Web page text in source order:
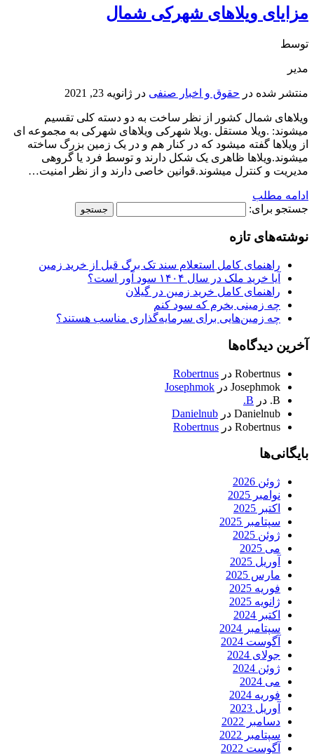
مزایای ویلاهای شهرکی شمال
توسط
مدیر
منتشر شده در حقوق و اخبار صنفی در ژانویه 23, 2021
ویلاهای شمال کشور از نظر ساخت به دو دسته کلی تقسیم
میشوند: .ویلا مستقل .ویلا شهرکی ویلاهای شهرکی به مجموعه ای
از ویلاها گفته میشود که در کنار هم و در یک زمین بزرگ ساخته
میشوند.ویلاها ظاهری یک شکل دارند و توسط فرد یا گروهی
مدیریت و کنترل میشوند.قوانین خاصی دارند و از نظر امنیت…
ادامه مطلب
جستجو برای:
نوشته‌های تازه
راهنمای کامل استعلام سند تک برگ قبل از خرید زمین
آیا خرید ملک در سال ۱۴۰۴ سود آور است؟
راهنمای کامل خرید زمین در گیلان
چه زمینی بخرم که سود کنم
چه زمین‌هایی برای سرمایه‌گذاری مناسب هستند؟
آخرین دیدگاه‌ها
Robertnus در Robertnus
Josephmok در Josephmok
B. در B.
Danielnub در Danielnub
Robertnus در Robertnus
بایگانی‌ها
ژوئن 2026
نوامبر 2025
اکتبر 2025
سپتامبر 2025
ژوئن 2025
می 2025
آوریل 2025
مارس 2025
فوریه 2025
ژانویه 2025
اکتبر 2024
سپتامبر 2024
آگوست 2024
جولای 2024
ژوئن 2024
می 2024
فوریه 2024
آوریل 2023
دسامبر 2022
سپتامبر 2022
آگوست 2022